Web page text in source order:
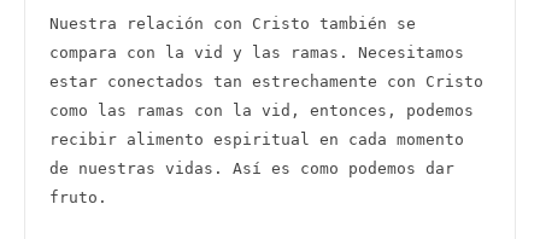
Nuestra relación con Cristo también se
compara con la vid y las ramas. Necesitamos
estar conectados tan estrechamente con Cristo
como las ramas con la vid, entonces, podemos
recibir alimento espiritual en cada momento
de nuestras vidas. Así es como podemos dar
fruto.